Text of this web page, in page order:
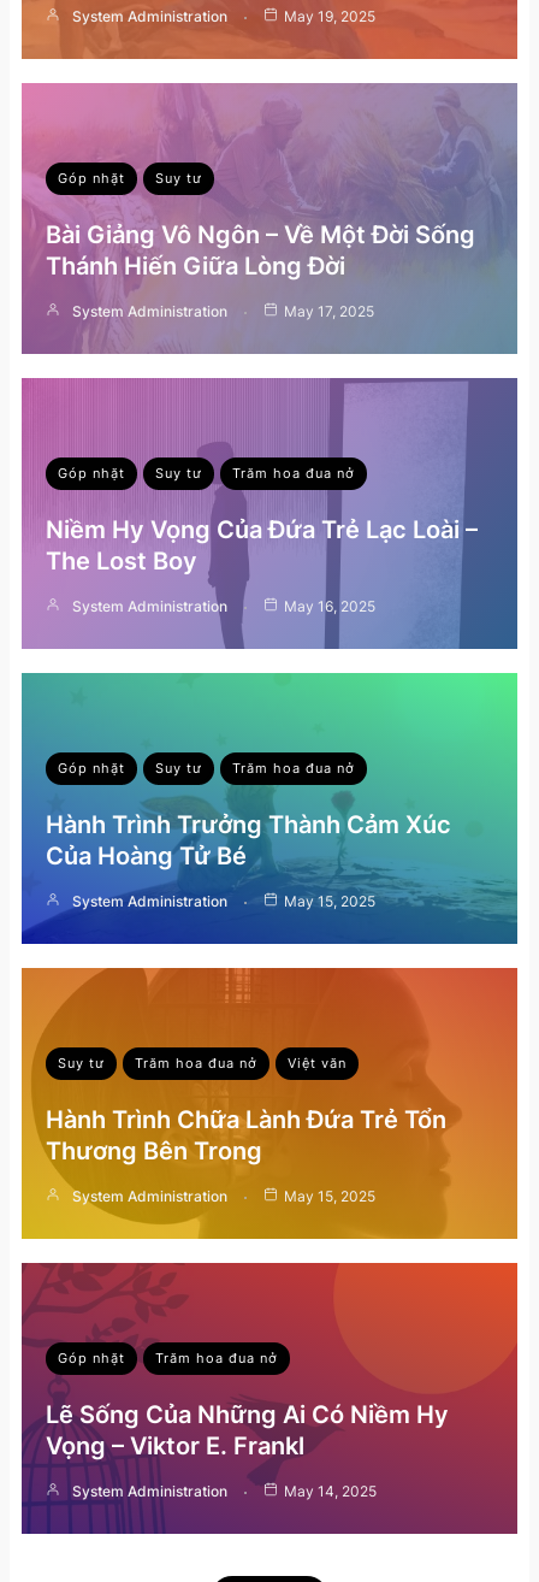
System Administration May 19, 2025
Góp nhặt Suy tư
Bài Giảng Vô Ngôn – Về Một Đời Sống
Thánh Hiến Giữa Lòng Đời
System Administration May 17, 2025
Góp nhặt Suy tư Trăm hoa đua nở
Niềm Hy Vọng Của Đứa Trẻ Lạc Loài –
The Lost Boy
System Administration May 16, 2025
Góp nhặt Suy tư Trăm hoa đua nở
Hành Trình Trưởng Thành Cảm Xúc
Của Hoàng Tử Bé
System Administration May 15, 2025
Suy tư Trăm hoa đua nở Việt văn
Hành Trình Chữa Lành Đứa Trẻ Tổn
Thương Bên Trong
System Administration May 15, 2025
Góp nhặt Trăm hoa đua nở
Lẽ Sống Của Những Ai Có Niềm Hy
Vọng – Viktor E. Frankl
System Administration May 14, 2025